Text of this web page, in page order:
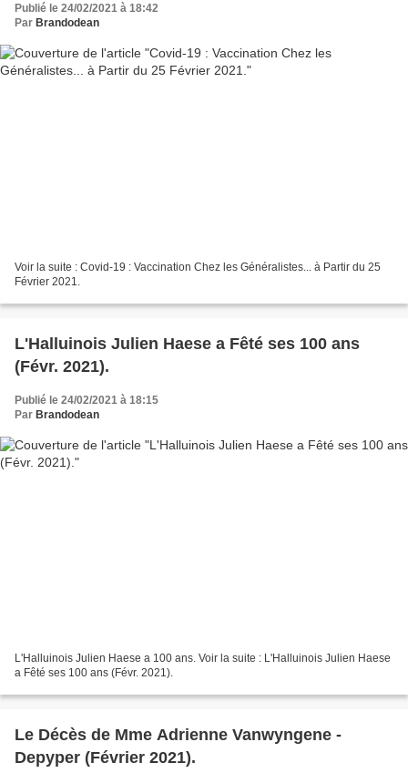
Publié le 24/02/2021 à 18:42
Par Brandodean
Voir la suite : Covid-19 : Vaccination Chez les Généralistes... à Partir du 25
Février 2021.
L'Halluinois Julien Haese a Fêté ses 100 ans
(Févr. 2021).
Publié le 24/02/2021 à 18:15
Par Brandodean
L'Halluinois Julien Haese a 100 ans. Voir la suite : L'Halluinois Julien Haese
a Fêté ses 100 ans (Févr. 2021).
Le Décès de Mme Adrienne Vanwyngene -
Depyper (Février 2021).